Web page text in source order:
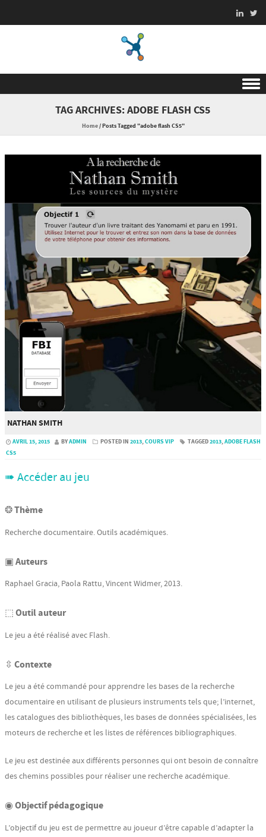
TAG ARCHIVES:ADOBE FLASH CS5
Home/Posts Tagged "adobe flash CS5"
NATHAN SMITH
AVRIL 15, 2015 BYADMIN POSTED IN 2013,COURS VIP TAGGED2013,ADOBE FLASH
CS5
➠ Accéder au jeu
❂ Thème
Recherche documentaire. Outils académiques.
▣ Auteurs
Raphael Gracia, Paola Rattu, Vincent Widmer, 2013.
⬚ Outil auteur
Le jeu a été réalisé avec Flash.
⇳ Contexte
Le jeu a été commandé pour apprendre les bases de la recherche
documentaire en utilisant de plusieurs instruments tels que; l’internet,
les catalogues des bibliothèques, les bases de données spécialisées, les
moteurs de recherche et les listes de références bibliographiques.
Le jeu est destinée aux différents personnes qui ont besoin de connaître
des chemins possibles pour réaliser une recherche académique.
◉ Objectif pédagogique
L’objectif du jeu est de permettre au joueur d’être capable d’adapter la